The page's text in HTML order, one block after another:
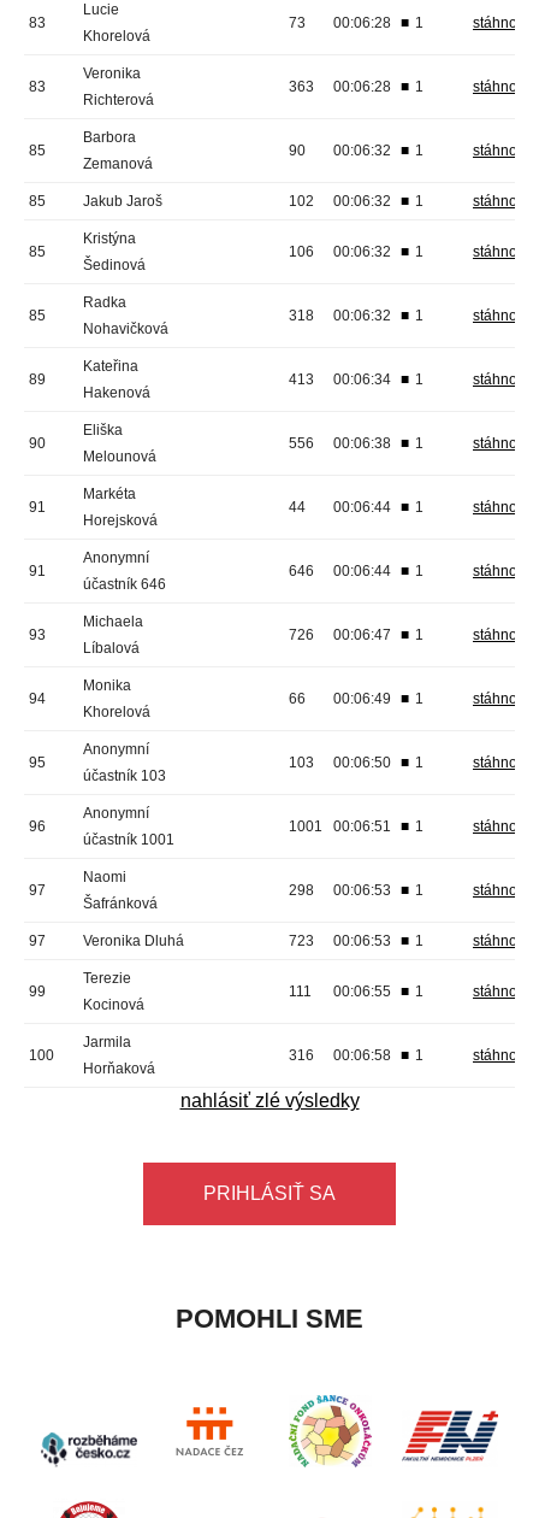
83
Lucie
Khorelová
73 00:06:28 ■ 1 stáhnout
83
Veronika
Richterová
363 00:06:28 ■ 1 stáhnout
85
Barbora
Zemanová
90 00:06:32 ■ 1 stáhnout
85 Jakub Jaroš 102 00:06:32 ■ 1 stáhnout
85
Kristýna
Šedinová
106 00:06:32 ■ 1 stáhnout
85
Radka
Nohavičková
318 00:06:32 ■ 1 stáhnout
89
Kateřina
Hakenová
413 00:06:34 ■ 1 stáhnout
90
Eliška
Melounová
556 00:06:38 ■ 1 stáhnout
91
Markéta
Horejsková
44 00:06:44 ■ 1 stáhnout
91
Anonymní
účastník 646
646 00:06:44 ■ 1 stáhnout
93
Michaela
Líbalová
726 00:06:47 ■ 1 stáhnout
94
Monika
Khorelová
66 00:06:49 ■ 1 stáhnout
95
Anonymní
účastník 103
103 00:06:50 ■ 1 stáhnout
96
Anonymní
účastník 1001
1001 00:06:51 ■ 1 stáhnout
97
Naomi
Šafránková
298 00:06:53 ■ 1 stáhnout
97 Veronika Dluhá 723 00:06:53 ■ 1 stáhnout
99
Terezie
Kocinová
111 00:06:55 ■ 1 stáhnout
100
Jarmila
Horňaková
316 00:06:58 ■ 1 stáhnout
nahlásiť zlé výsledky
PRIHLÁSIŤ SA
POMOHLI SME